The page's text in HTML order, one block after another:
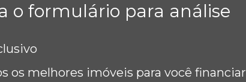
o formulário para análise
os melhores imóveis para você financiar